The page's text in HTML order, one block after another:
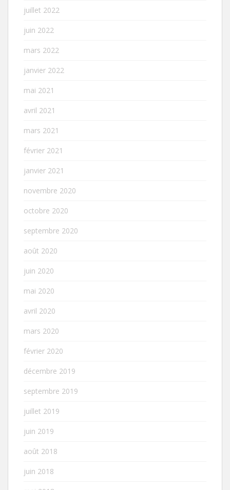
juillet 2022
juin 2022
mars 2022
janvier 2022
mai 2021
avril 2021
mars 2021
février 2021
janvier 2021
novembre 2020
octobre 2020
septembre 2020
août 2020
juin 2020
mai 2020
avril 2020
mars 2020
février 2020
décembre 2019
septembre 2019
juillet 2019
juin 2019
août 2018
juin 2018